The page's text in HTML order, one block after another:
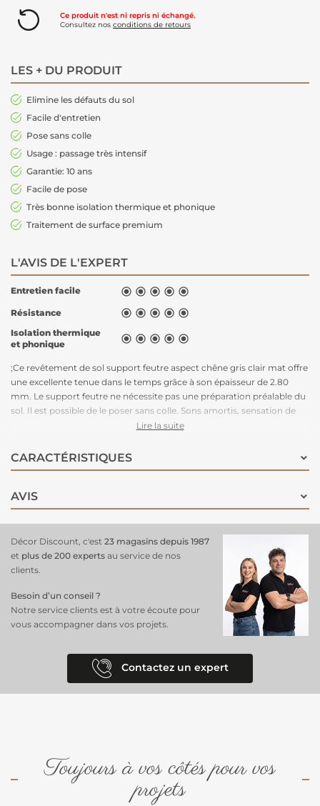
Ce produit n'est ni repris ni échangé.
Consultez nos conditions de retours
LES + DU PRODUIT
Elimine les défauts du sol
Facile d'entretien
Pose sans colle
Usage : passage très intensif
Garantie: 10 ans
Facile de pose
Très bonne isolation thermique et phonique
Traitement de surface premium
L'AVIS DE L'EXPERT
Entretien facile     
Résistance     
Isolation thermique
et phonique
    
;Ce revêtement de sol support feutre aspect chêne gris clair mat offre
une excellente tenue dans le temps grâce à son épaisseur de 2.80
mm. Le support feutre ne nécessite pas une préparation préalable du
sol. Il est possible de le poser sans colle. Sons amortis, sensation de
douceur et confort à la marche inégalé. Son style completera
matière noble et précieuse qu'est le bois.
Lire la suite
CARACTÉRISTIQUES
AVIS
Décor Discount, c'est 23 magasins depuis 1987
et plus de 200 experts au service de nos
clients.
Besoin d’un conseil ?
Notre service clients est à votre écoute pour
vous accompagner dans vos projets.
Contactez un expert
Toujours à vos côtés pour vos
projets